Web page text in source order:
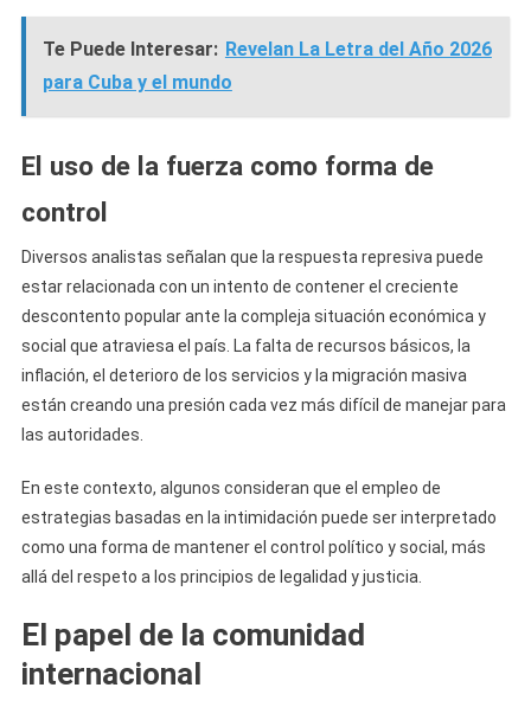
Te Puede Interesar: Revelan La Letra del Año 2026
para Cuba y el mundo
El uso de la fuerza como forma de
control
Diversos analistas señalan que la respuesta represiva puede
estar relacionada con un intento de contener el creciente
descontento popular ante la compleja situación económica y
social que atraviesa el país. La falta de recursos básicos, la
inflación, el deterioro de los servicios y la migración masiva
están creando una presión cada vez más difícil de manejar para
las autoridades.
En este contexto, algunos consideran que el empleo de
estrategias basadas en la intimidación puede ser interpretado
como una forma de mantener el control político y social, más
allá del respeto a los principios de legalidad y justicia.
El papel de la comunidad
internacional